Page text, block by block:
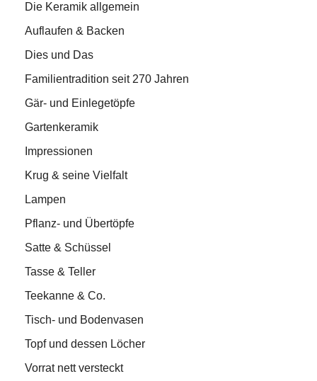
Die Keramik allgemein
Auflaufen & Backen
Dies und Das
Familientradition seit 270 Jahren
Gär- und Einlegetöpfe
Gartenkeramik
Impressionen
Krug & seine Vielfalt
Lampen
Pflanz- und Übertöpfe
Satte & Schüssel
Tasse & Teller
Teekanne & Co.
Tisch- und Bodenvasen
Topf und dessen Löcher
Vorrat nett versteckt